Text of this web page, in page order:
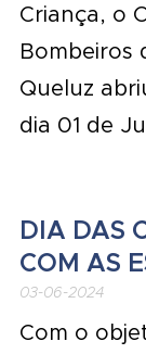
Criança, o
Bombeiros
Queluz
dia 01 de
DIA DAS
COM AS
03-06-2024
Com o